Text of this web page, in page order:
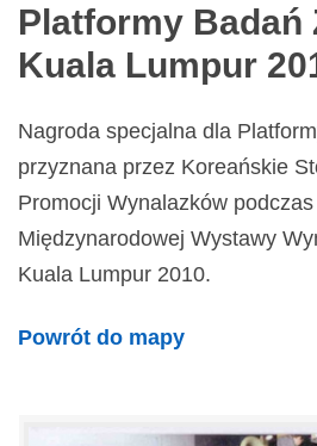
Platformy Badań
Kuala Lumpur
Nagroda specjalna dla
przyznana przez Koreańskie
Promocji Wynalazków podczas
Międzynarodowej Wystawy
Kuala Lumpur 2010.
Powrót do mapy